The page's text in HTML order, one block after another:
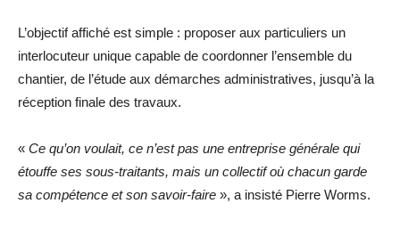
L’objectif affiché est simple : proposer aux particuliers un
interlocuteur unique capable de coordonner l’ensemble du
chantier, de l’étude aux démarches administratives, jusqu’à la
réception finale des travaux.
« Ce qu’on voulait, ce n’est pas une entreprise générale qui
étouffe ses sous-traitants, mais un collectif où chacun garde
sa compétence et son savoir-faire », a insisté Pierre Worms.